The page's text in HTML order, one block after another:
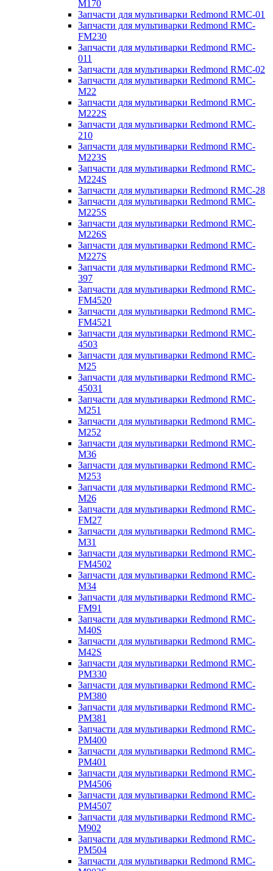
M170
Запчасти для мультиварки Redmond RMC-01
Запчасти для мультиварки Redmond RMC-
FM230
Запчасти для мультиварки Redmond RMC-
011
Запчасти для мультиварки Redmond RMC-02
Запчасти для мультиварки Redmond RMC-
M22
Запчасти для мультиварки Redmond RMC-
M222S
Запчасти для мультиварки Redmond RMC-
210
Запчасти для мультиварки Redmond RMC-
M223S
Запчасти для мультиварки Redmond RMC-
M224S
Запчасти для мультиварки Redmond RMC-28
Запчасти для мультиварки Redmond RMC-
M225S
Запчасти для мультиварки Redmond RMC-
M226S
Запчасти для мультиварки Redmond RMC-
M227S
Запчасти для мультиварки Redmond RMC-
397
Запчасти для мультиварки Redmond RMC-
FM4520
Запчасти для мультиварки Redmond RMC-
FM4521
Запчасти для мультиварки Redmond RMC-
4503
Запчасти для мультиварки Redmond RMC-
M25
Запчасти для мультиварки Redmond RMC-
45031
Запчасти для мультиварки Redmond RMC-
M251
Запчасти для мультиварки Redmond RMC-
M252
Запчасти для мультиварки Redmond RMC-
M36
Запчасти для мультиварки Redmond RMC-
M253
Запчасти для мультиварки Redmond RMC-
M26
Запчасти для мультиварки Redmond RMC-
FM27
Запчасти для мультиварки Redmond RMC-
M31
Запчасти для мультиварки Redmond RMC-
FM4502
Запчасти для мультиварки Redmond RMC-
M34
Запчасти для мультиварки Redmond RMC-
FM91
Запчасти для мультиварки Redmond RMC-
M40S
Запчасти для мультиварки Redmond RMC-
M42S
Запчасти для мультиварки Redmond RMC-
PM330
Запчасти для мультиварки Redmond RMC-
PM380
Запчасти для мультиварки Redmond RMC-
PM381
Запчасти для мультиварки Redmond RMC-
PM400
Запчасти для мультиварки Redmond RMC-
PM401
Запчасти для мультиварки Redmond RMC-
PM4506
Запчасти для мультиварки Redmond RMC-
PM4507
Запчасти для мультиварки Redmond RMC-
M902
Запчасти для мультиварки Redmond RMC-
PM504
Запчасти для мультиварки Redmond RMC-